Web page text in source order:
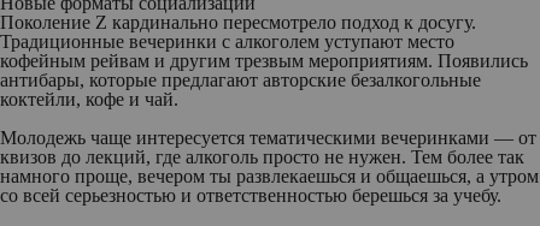
Поколение Z кардинально пересмотрело подход к досугу.
Традиционные вечеринки с алкоголем уступают место
кофейным рейвам и другим трезвым мероприятиям. Появились
антибары, которые предлагают авторские безалкогольные
коктейли, кофе и чай.
Молодежь чаще интересуется тематическими вечеринками — от
квизов до лекций, где алкоголь просто не нужен. Тем более так
намного проще, вечером ты развлекаешься и общаешься, а утром
со всей серьезностью и ответственностью берешься за учебу.